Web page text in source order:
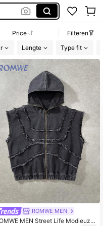
Price
Filteren
Lengte Type fit
ROMWE MEN
MEN Street Life Modieuze